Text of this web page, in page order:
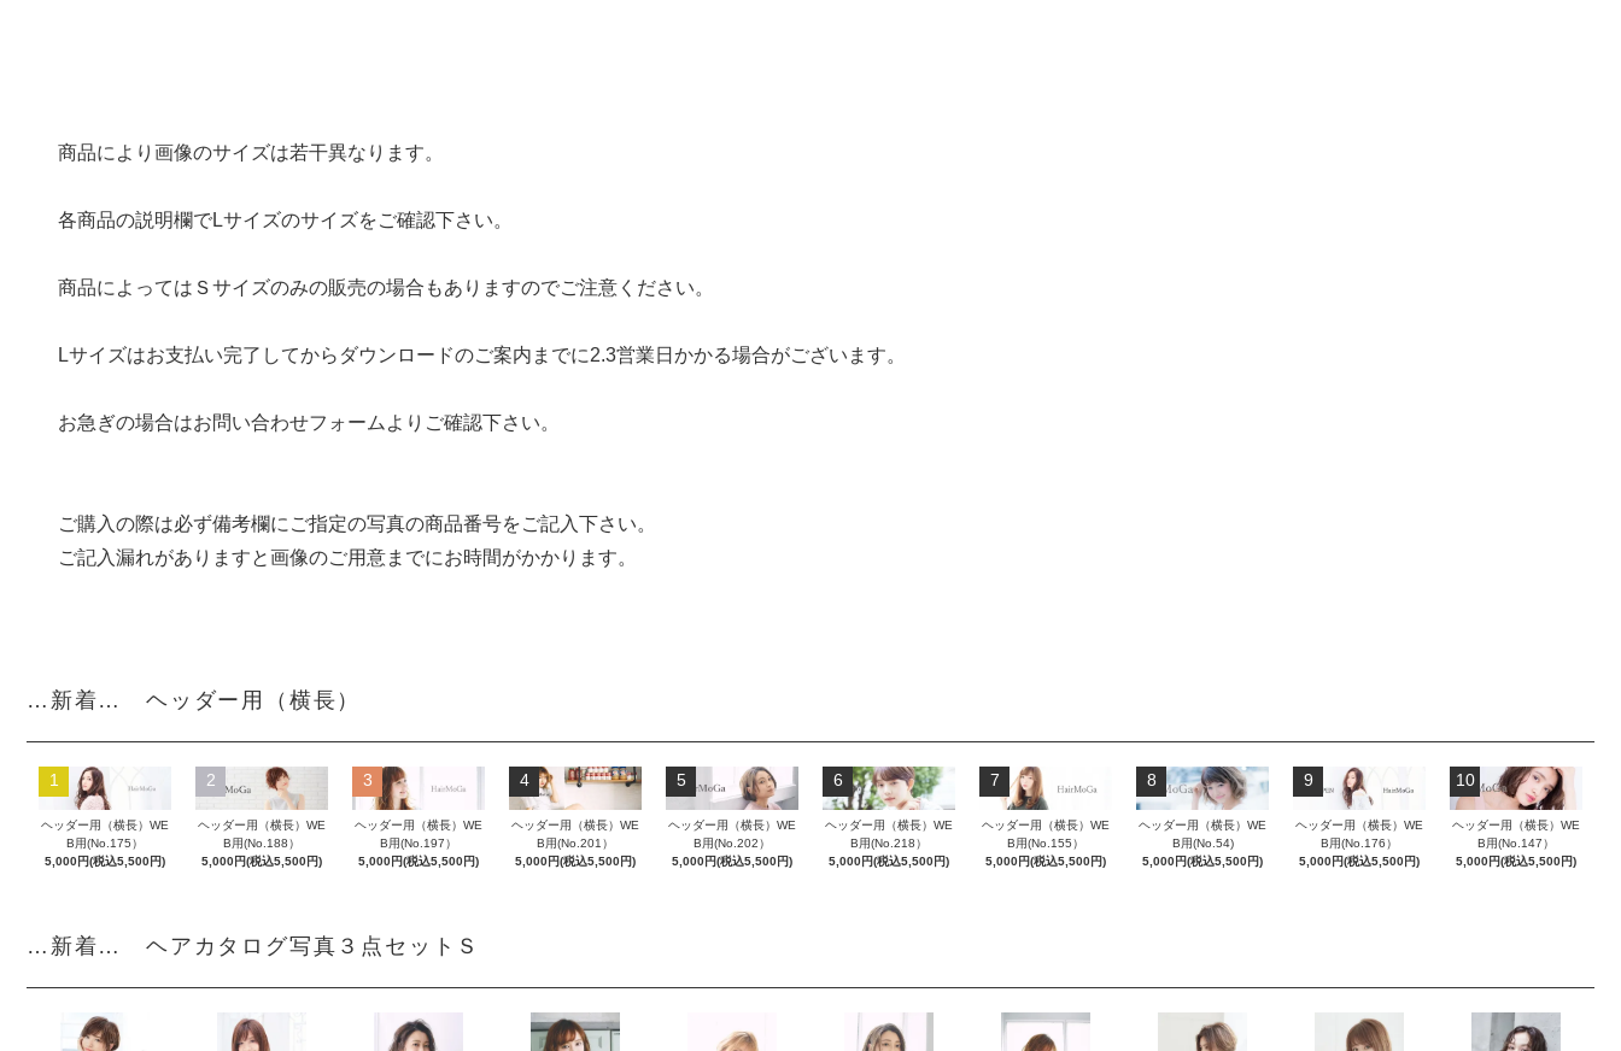
商品により画像のサイズは若干異なります。
各商品の説明欄でLサイズのサイズをご確認下さい。
商品によってはＳサイズのみの販売の場合もありますのでご注意ください。
Lサイズはお支払い完了してからダウンロードのご案内までに2.3営業日かかる場合がございます。
お急ぎの場合はお問い合わせフォームよりご確認下さい。
ご購入の際は必ず備考欄にご指定の写真の商品番号をご記入下さい。
ご記入漏れがありますと画像のご用意までにお時間がかかります。
…新着… ヘッダー用（横長）
1
ヘッダー用（横長）WE
B用(No.175）
5,000円(税込5,500円)
2
ヘッダー用（横長）WE
B用(No.188）
5,000円(税込5,500円)
3
ヘッダー用（横長）WE
B用(No.197）
5,000円(税込5,500円)
4
ヘッダー用（横長）WE
B用(No.201）
5,000円(税込5,500円)
5
ヘッダー用（横長）WE
B用(No.202）
5,000円(税込5,500円)
6
ヘッダー用（横長）WE
B用(No.218）
5,000円(税込5,500円)
7
ヘッダー用（横長）WE
B用(No.155）
5,000円(税込5,500円)
8
ヘッダー用（横長）WE
B用(No.54)
5,000円(税込5,500円)
9
ヘッダー用（横長）WE
B用(No.176）
5,000円(税込5,500円)
10
ヘッダー用（横長）WE
B用(No.147）
5,000円(税込5,500円)
…新着… ヘアカタログ写真３点セットＳ